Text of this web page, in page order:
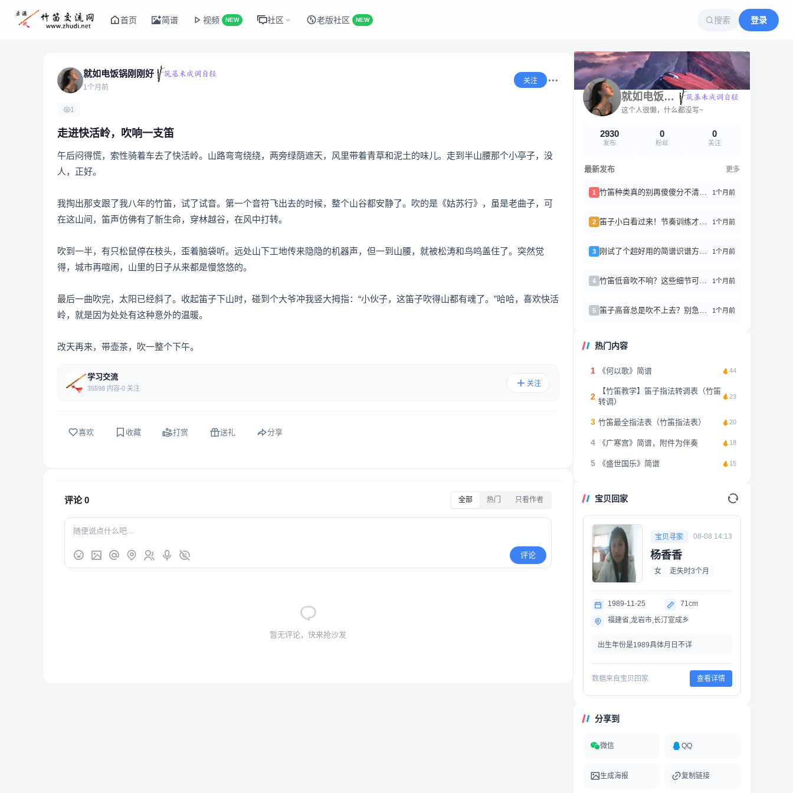
首页 简谱 视频 NEW 社区 老版社区 NEW 搜索 登录
就如电饭锅刚刚好
1个月前
关注
1
走进快活岭，吹响一支笛
午后闷得慌，索性骑着车去了快活岭。山路弯弯绕绕，两旁绿荫遮天，风里带着青草和泥土的味儿。走到半山腰那个小亭子，没
人，正好。
我掏出那支跟了我八年的竹笛，试了试音。第一个音符飞出去的时候，整个山谷都安静了。吹的是《姑苏行》，虽是老曲子，可
在这山间，笛声仿佛有了新生命，穿林越谷，在风中打转。
吹到一半，有只松鼠停在枝头，歪着脑袋听。远处山下工地传来隐隐的机器声，但一到山腰，就被松涛和鸟鸣盖住了。突然觉
得，城市再喧闹，山里的日子从来都是慢悠悠的。
最后一曲吹完，太阳已经斜了。收起笛子下山时，碰到个大爷冲我竖大拇指：“小伙子，这笛子吹得山都有魂了。”哈哈，喜欢快活
岭，就是因为处处有这种意外的温暖。
改天再来，带壶茶，吹一整个下午。
学习交流
35598 内容 0 关注
关注
喜欢 收藏 打赏 送礼 分享
评论0 全部 热门 只看作者
评论
暂无评论，快来抢沙发
就如电饭锅刚刚好
这个人很懒，什么都没写~
2930
发布
0
粉丝
0
关注
最新发布 更多
1 竹笛种类真的别再傻傻分不清了！分享一点小经验 1个月前
2 笛子小白看过来！节奏训练才是进阶的硬核秘籍 1个月前
3 刚试了个超好用的简谱识谱方法！分享给想学乐器的朋友 1个月前
4 竹笛低音吹不响？这些细节可能90%的人都忽略了 1个月前
5 笛子高音总是吹不上去？别急，我来分享几个亲测有效的小窍门 1个月前
热门内容
1 《何以歌》简谱 44
2
【竹笛教学】笛子指法转调表（竹笛
转调）
23
3 竹笛最全指法表（竹笛指法表） 20
4 《广寒宫》简谱，附件为伴奏 18
5 《盛世国乐》简谱 15
宝贝回家
宝贝寻家 08-08 14:13
杨香香
女 走失时3个月
1989-11-25
71cm
福建省,龙岩市,长汀宣成乡
出生年份是1989具体月日不详
数据来自宝贝回家 查看详情
分享到
微信 QQ
生成海报 复制链接